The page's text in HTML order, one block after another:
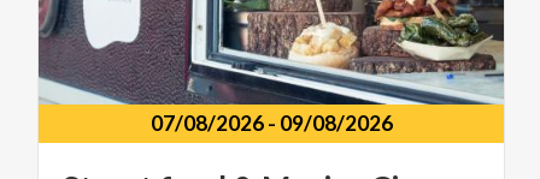
07/08/2026- 09/08/2026